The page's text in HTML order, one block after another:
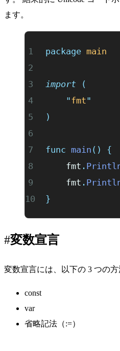
ます。
package main
import (
	"
fmt"
)
func main ()
{
	fmt
.
	fmt
.
}
変数宣言
変数宣言には、以下の 3 つの方
const
var
省略記法（:=）